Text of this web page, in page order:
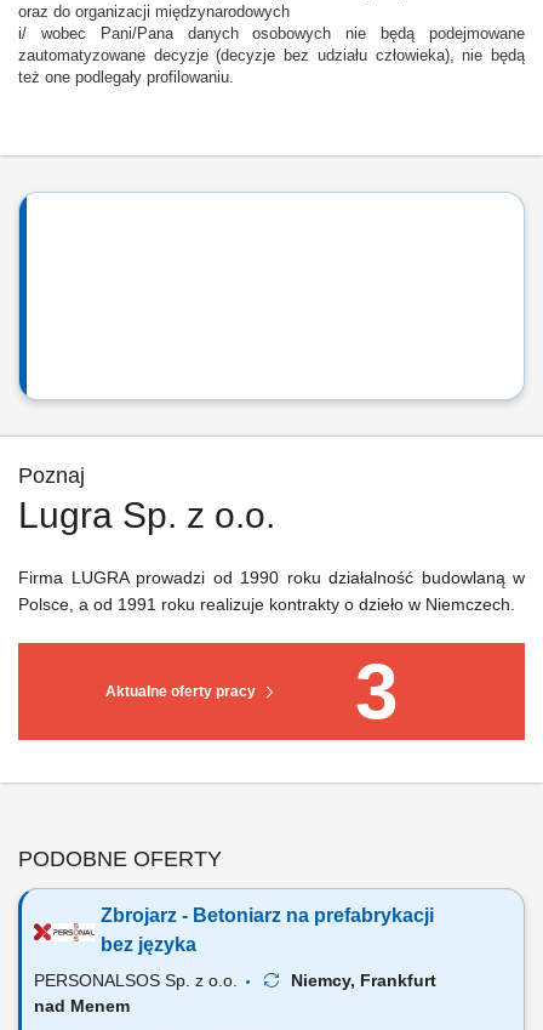
oraz do organizacji międzynarodowych
i/ wobec Pani/Pana danych osobowych nie będą podejmowane
zautomatyzowane decyzje (decyzje bez udziału człowieka), nie będą
też one podlegały profilowaniu.
Poznaj
Lugra Sp. z o.o.
Aktualne oferty pracy 3
Firma LUGRA prowadzi od 1990 roku działalność budowlaną w
Polsce, a od 1991 roku realizuje kontrakty o dzieło w Niemczech.
PODOBNE OFERTY
Zbrojarz - Betoniarz na prefabrykacji
bez języka
PERSONALSOS Sp. z o.o.
Niemcy, Frankfurt
nad Menem